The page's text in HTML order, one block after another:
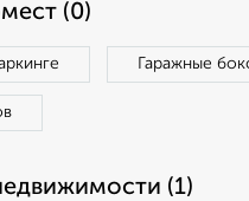
(0)
Гаражные
(1)